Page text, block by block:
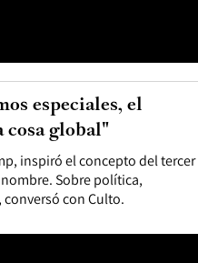
inspiró el concepto del tercer
Sobre política,
con Culto.
especiales, el
cosa global"